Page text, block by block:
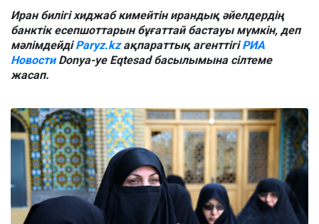
Иран билігі хиджаб кимейтін ирандық әйелдердің
банктік есепшоттарын бұғаттай бастауы мүмкін, деп
мәлімдейдіParyz.kzақпараттық агенттігіРИА
НовостиDonya-ye Eqtesad басылымына сілтеме
жасап.